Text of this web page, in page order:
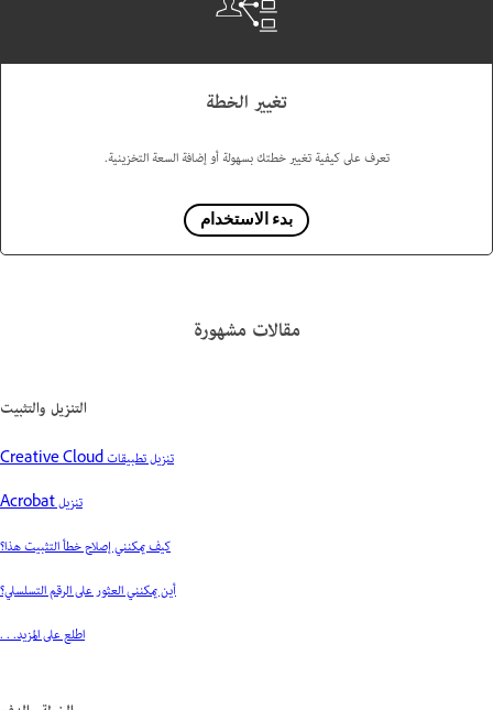
تغيير الخطة
تعرف على كيفية تغيير خطتك بسهولة أو إضافة السعة التخزينية.
بدء الاستخدام
مقالات مشهورة
التنزيل والتثبيت
تنزيل تطبيقات Creative Cloud
تنزيل Acrobat
كيف يمكنني إصلاح خطأ التثبيت هذا؟
أين يمكنني العثور على الرقم التسلسلي؟
اطلع على المزيد. . .